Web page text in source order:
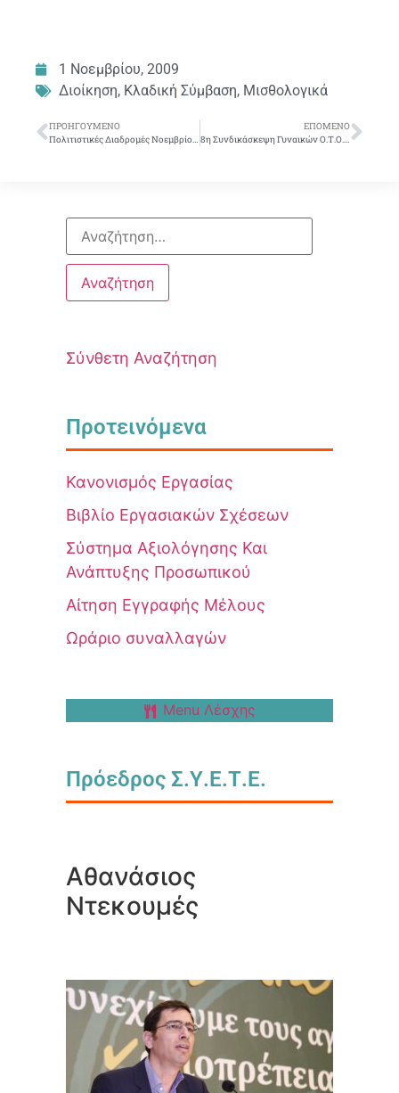
1 Νοεμβρίου, 2009
Διοίκηση, Κλαδική Σύμβαση, Μισθολογικά
ΠΡΟΗΓΟΎΜΕΝΟ
Πολιτιστικές Διαδρομές Νοεμβρίου 2009
ΕΠΌΜΕΝΟ
8η Συνδικάσκεψη Γυναικών Ο.Τ.Ο.Ε.
Σύνθετη Αναζήτηση
Προτεινόμενα
Κανονισμός Εργασίας
Βιβλίο Εργασιακών Σχέσεων
Σύστημα Αξιολόγησης Και
Ανάπτυξης Προσωπικού
Αίτηση Εγγραφής Μέλους
Ωράριο συναλλαγών
Menu Λέσχης
Πρόεδρος Σ.Υ.Ε.Τ.Ε.
Αθανάσιος
Ντεκουμές